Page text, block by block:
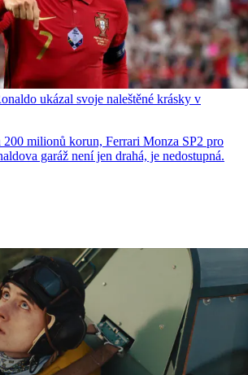
ukázal svoje naleštěné krásky v
200 milionů korun, Ferrari Monza SP2 pro
garáž není jen drahá, je nedostupná.